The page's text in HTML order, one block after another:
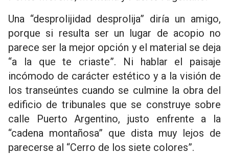
Una “desprolijidad desprolija” diría un amigo,
porque si resulta ser un lugar de acopio no
parece ser la mejor opción y el material se deja
“a la que te criaste”. Ni hablar el paisaje
incómodo de carácter estético y a la visión de
los transeúntes cuando se culmine la obra del
edificio de tribunales que se construye sobre
calle Puerto Argentino, justo enfrente a la
“cadena montañosa” que dista muy lejos de
parecerse al “Cerro de los siete colores”.